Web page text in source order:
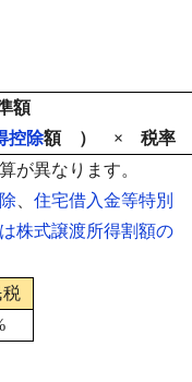
額
控除額 ） × 税
が異なります。
住宅借入金等特別
株式譲渡所得割額の
税